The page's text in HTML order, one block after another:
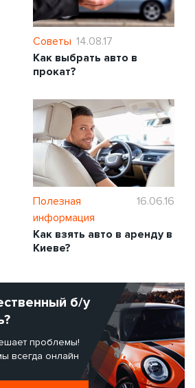
Советы 14.08.17
Как выбрать авто в
прокат?
Полезная
информация
16.06.16
Как взять авто в аренду в
Киеве?
б/у
проблемы!
всегда онлайн